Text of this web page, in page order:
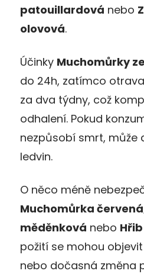
patouillardová nebo
olovová.
Účinky Muchomůrky
do 24h, zatímco otrava
za dva týdny, což
odhalení. Pokud
nezpůsobí smrt, může
ledvin.
O něco méně
Muchomůrka
měděnková nebo
požití se mohou
nebo dočasná změna